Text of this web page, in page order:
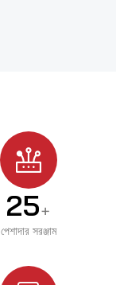
25+
পেশাদার সরঞ্জাম